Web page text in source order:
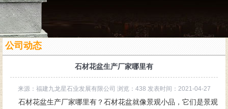
公司动态
石材花盆生产厂家哪里有
来源：福建九龙星石业发展有限公司 浏览：438 发表时间：2021-04-27
石材花盆生产厂家哪里有？石材花盆就像景观小品，它们是景观